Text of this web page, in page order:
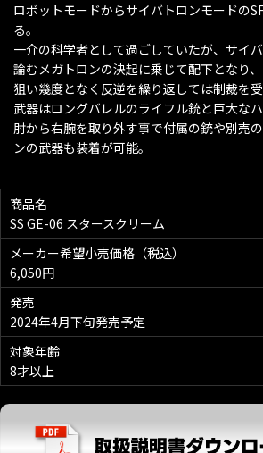
ロボットモードからサイバトロンモードの
る。
一介の科学者として過ごしていたが、サイ
論むメガトロンの決起に乗じて配下となり
狙い幾度となく反逆を繰り返しては制裁を受
武器はロングバレルのライフル銃と巨大なハ
肘から右腕を取り外す事で付属の銃や別売
ンの武器も装着が可能。
商品名
SS GE-06 スタースクリーム
メーカー希望小売価格（税込）
6,050円
発売
2024年4月下旬発売予定
対象年齢
8才以上